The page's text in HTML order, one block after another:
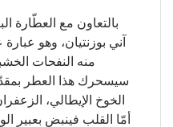
آني بوزنتيان، وهو
منه النفحات
سيسحرك هذا العطر
الخوخ الإيطالي،
أمّا القلب فينبض بعبير